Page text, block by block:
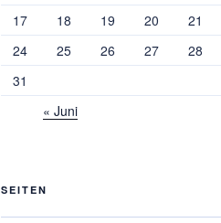
17
18 19 20 21
24
25 26 27 28
31
« Juni
SEITEN